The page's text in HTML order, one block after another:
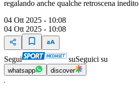
regalando anche qualche retroscena inedito
04 Ott 2025 - 10:08
04 Ott 2025 - 10:08
Segui suSeguici su
whatsapp discover